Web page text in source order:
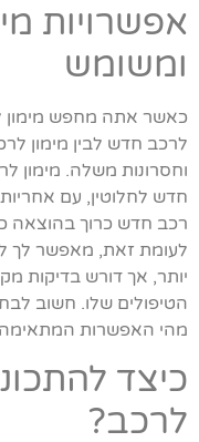
אפשרויות
ומשומש
לרכב חדש לבין מימון
וחסרונות משלה.
חדש לחלוטין, עם
רכב חדש כרוך בהוצאה
לעומת זאת, מאפשר לך
יותר, אך דורש בדיקות
הטיפולים שלו. חשוב
מהי האפשרות המתאימה
כיצד
לרכב?